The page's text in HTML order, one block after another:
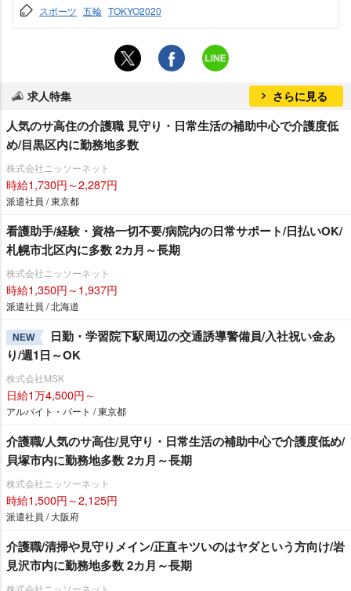
スポーツ 五輪 TOKYO2020
求人特集 さらに見る
人気のサ高住の介護職 見守り・日常生活の補助中心で介護度低
め/目黒区内に勤務地多数
株式会社ニッソーネット
時給1,730円～2,287円
派遣社員 / 東京都
看護助手/経験・資格一切不要/病院内の日常サポート/日払いOK/
札幌市北区内に多数 2カ月～長期
株式会社ニッソーネット
時給1,350円～1,937円
派遣社員 / 北海道
NEW
日勤・学習院下駅周辺の交通誘導警備員/入社祝い金あ
り/週1日～OK
株式会社MSK
日給1万4,500円～
アルバイト・パート / 東京都
介護職/人気のサ高住/見守り・日常生活の補助中心で介護度低め/
貝塚市内に勤務地多数 2カ月～長期
株式会社ニッソーネット
時給1,500円～2,125円
派遣社員 / 大阪府
介護職/清掃や見守りメイン/正直キツいのはヤダという方向け/
見沢市内に勤務地多数 2カ月～長期
株式会社ニッソーネット